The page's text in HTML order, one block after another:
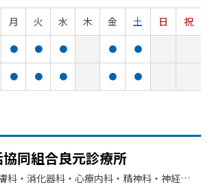
月 火 水 木 金 土 日
祝
● ● ● ● ●
● ● ● ● ●
同組合良元診療所
科・​消化器科・​心療内科・​精神科・神経